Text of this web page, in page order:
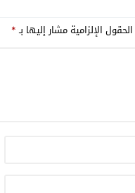
الحقول الإلزامية مشار إليها بـ*